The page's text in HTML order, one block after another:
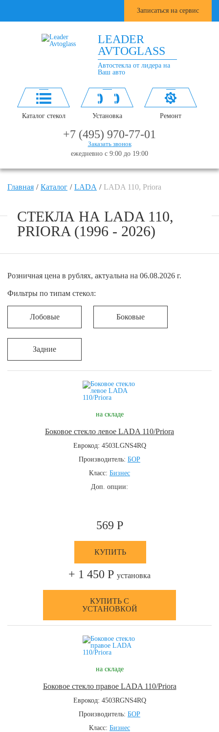
Записаться на сервис
LEADER
AVTOGLASS
Автостекла от лидера на
Ваш авто
Каталог стекол Установка Ремонт
+7 (495) 970-77-01
Заказать звонок
ежедневно с 9:00 до 19:00
Главная Каталог LADA LADA 110, Priora
СТЕКЛА НА LADA 110,
PRIORA (1996 - 2026)
Розничная цена в рублях, актуальна на 06.08.2026 г.
Фильтры по типам стекол:
Лобовые Боковые
Задние
на складе
Боковое стекло левое LADA 110/Priora
Еврокод: 4503LGNS4RQ
Производитель: БОР
Класс: Бизнес
Доп. опции:
569 Р
КУПИТЬ
+ 1 450 Р установка
КУПИТЬ С
УСТАНОВКОЙ
на складе
Боковое стекло правое LADA 110/Priora
Еврокод: 4503RGNS4RQ
Производитель: БОР
Класс: Бизнес